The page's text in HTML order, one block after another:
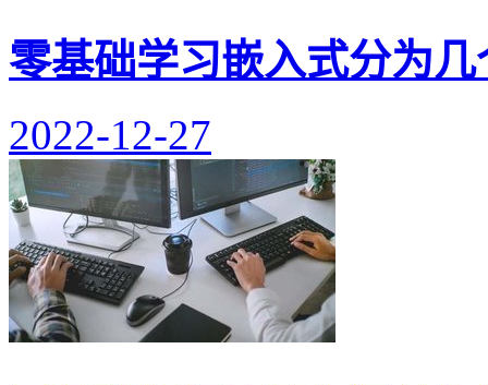
零基础学习嵌入式分为几
2022-12-27